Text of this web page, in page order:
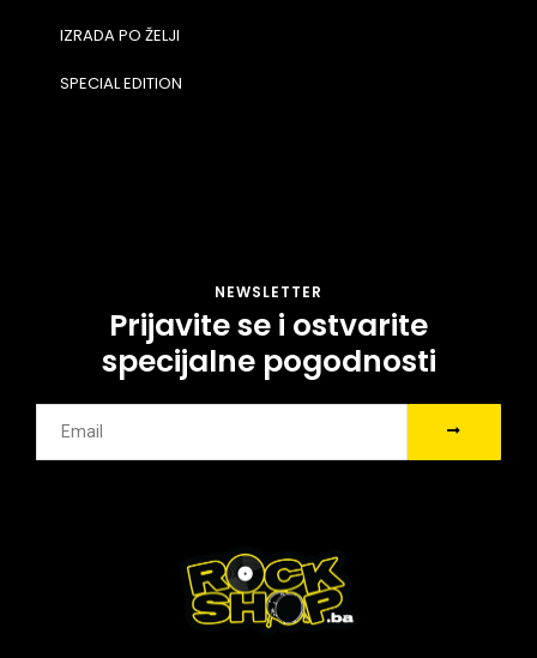
IZRADA PO ŽELJI
SPECIAL EDITION
NEWSLETTER
Prijavite se i ostvarite
specijalne pogodnosti